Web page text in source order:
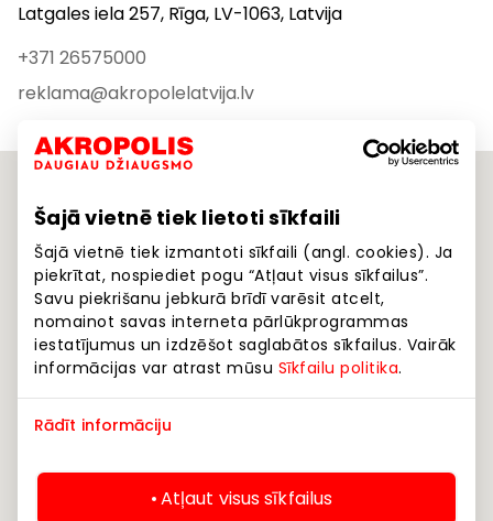
Šajā vietnē tiek lietoti sīkfaili
Šajā vietnē tiek izmantoti sīkfaili (angl. cookies). Ja
piekrītat, nospiediet pogu “Atļaut visus sīkfailus”.
Savu piekrišanu jebkurā brīdī varēsit atcelt,
nomainot savas interneta pārlūkprogrammas
iestatījumus un izdzēšot saglabātos sīkfailus. Vairāk
informācijas var atrast mūsu Sīkfailu politika.
Rādīt informāciju
Atļaut visus sīkfailus
Latgales iela 257, Rīga, LV-1063, Latvija
+371 26575000
reklama@akropolelatvija.lv